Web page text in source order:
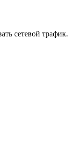
сетевой трафик.